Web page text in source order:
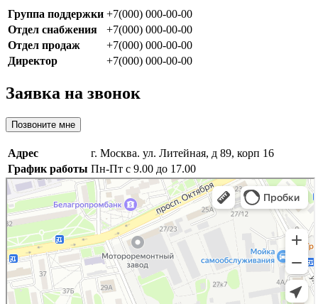
Группа поддержки +7(000) 000-00-00
Отдел снабжения
+7(000) 000-00-00
Отдел продаж
+7(000) 000-00-00
Директор
+7(000) 000-00-00
Заявка на звонок
Позвоните мне
Адрес
г. Москва. ул. Литейная, д 89, корп 16
График работы Пн-Пт с 9.00 до 17.00